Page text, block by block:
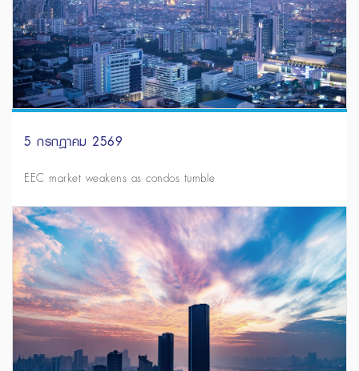
5 กรกฎาคม 2569
EEC market weakens as condos tumble